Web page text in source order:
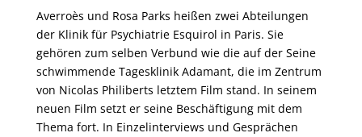
Averroès und Rosa Parks heißen zwei Abteilungen
der Klinik für Psychiatrie Esquirol in Paris. Sie
gehören zum selben Verbund wie die auf der Seine
schwimmende Tagesklinik Adamant, die im Zentrum
von Nicolas Philiberts letztem Film stand. In seinem
neuen Film setzt er seine Beschäftigung mit dem
Thema fort. In Einzelinterviews und Gesprächen